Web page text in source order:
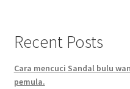
Recent Posts
Cara mencuci Sandal bulu
pemula.